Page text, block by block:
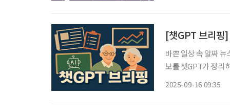
[챗GPT 브리
바쁜 일상 속 알짜
보를 챗GPT가 정리하고 편집
2025-09-16 09:35